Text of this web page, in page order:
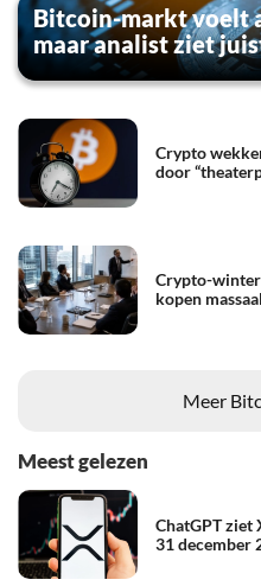
Bitcoin-markt voelt
maar analist ziet
Crypto
door
Crypto-
kopen
Meer
Meest gelezen
ChatGPT ziet
31 december